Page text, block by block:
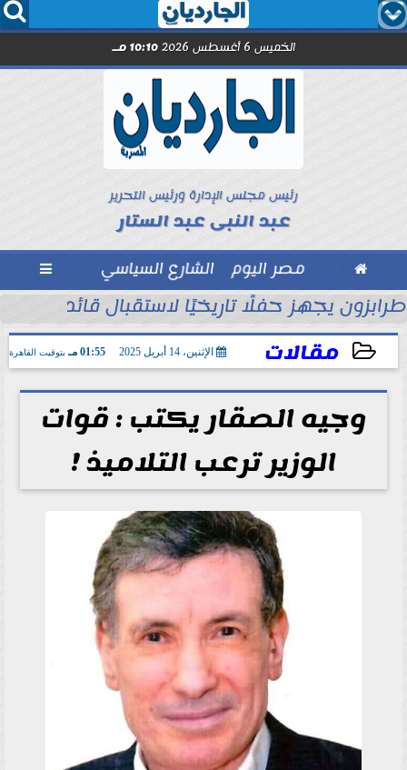
  
الخميس 6 أغسطس 2026 10:10 مـ
رئيس مجلس الإدارة ورئيس التحرير
عبد النبى عبد الستار
 مصر اليوم الشارع السياسي 
طرابزون يجهز حفلًا تاريخيًا لاستقبال قائد
مقالات الإثنين، 14 أبريل 2025 01:55 مـ بتوقيت القاهرة
2025-04-14 13:55:58
وجيه الصقار يكتب : قوات
الوزير ترعب التلاميذ !